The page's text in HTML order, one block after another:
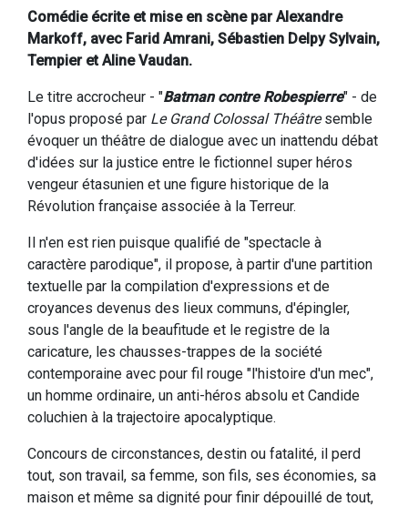
Comédie écrite et mise en scène par Alexandre
Markoff, avec Farid Amrani, Sébastien Delpy Sylvain,
Tempier et Aline Vaudan.
Le titre accrocheur - "Batman contre Robespierre" - de
l'opus proposé par Le Grand Colossal Théâtresemble
évoquer un théâtre de dialogue avec un inattendu débat
d'idées sur la justice entre le fictionnel super héros
vengeur étasunien et une figure historique de la
Révolution française associée à la Terreur.
Il n'en est rien puisque qualifié de "spectacle à
caractère parodique", il propose, à partir d'une partition
textuelle par la compilation d'expressions et de
croyances devenus des lieux communs, d'épingler,
sous l'angle de la beaufitude et le registre de la
caricature, les chausses-trappes de la société
contemporaine avec pour fil rouge "l'histoire d'un mec",
un homme ordinaire, un anti-héros absolu et Candide
coluchien à la trajectoire apocalyptique.
Concours de circonstances, destin ou fatalité, il perd
tout, son travail, sa femme, son fils, ses économies, sa
maison et même sa dignité pour finir dépouillé de tout,